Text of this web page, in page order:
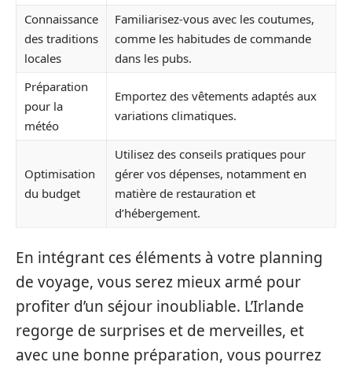
Connaissance
des traditions
locales
Familiarisez-vous avec les coutumes,
comme les habitudes de commande
dans les pubs.
Préparation
pour la
météo
Emportez des vêtements adaptés aux
variations climatiques.
Optimisation
du budget
Utilisez des conseils pratiques pour
gérer vos dépenses, notamment en
matière de restauration et
d’hébergement.
En intégrant ces éléments à votre planning
de voyage, vous serez mieux armé pour
profiter d’un séjour inoubliable. L’Irlande
regorge de surprises et de merveilles, et
avec une bonne préparation, vous pourrez